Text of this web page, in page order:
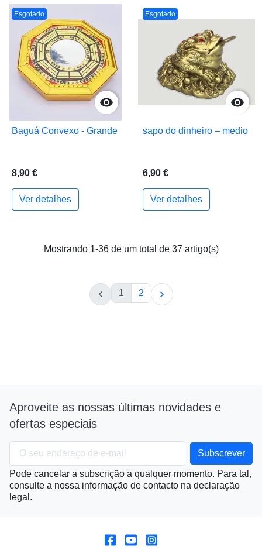
Esgotado

Baguá Convexo - Grande
8,90 €
Ver detalhes
Esgotado

sapo do dinheiro – medio
6,90 €
Ver detalhes
Mostrando 1-36 de um total de 37 artigo(s)
 1 2 
Aproveite as nossas últimas novidades e
ofertas especiais
Pode cancelar a subscrição a qualquer momento. Para tal,
consulte a nossa informação de contacto na declaração
legal.